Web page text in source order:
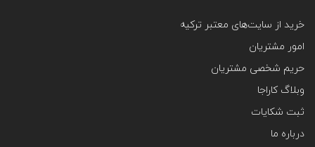
خرید از سایت‌های معتبر ترکیه
امور مشتریان
حریم شخصی مشتریان
وبلاگ کاراجا
ثبت شکایات
درباره ما